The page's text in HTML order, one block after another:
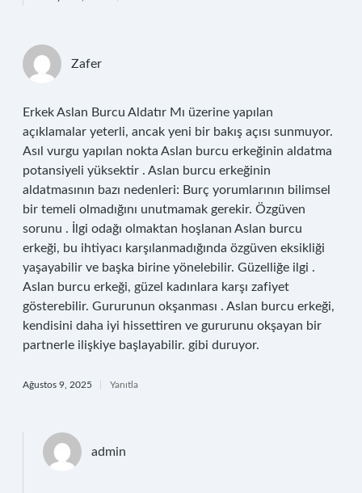
Zafer
Erkek Aslan Burcu Aldatır Mı üzerine yapılan
açıklamalar yeterli, ancak yeni bir bakış açısı sunmuyor.
Asıl vurgu yapılan nokta Aslan burcu erkeğinin aldatma
potansiyeli yüksektir . Aslan burcu erkeğinin
aldatmasının bazı nedenleri: Burç yorumlarının bilimsel
bir temeli olmadığını unutmamak gerekir. Özgüven
sorunu . İlgi odağı olmaktan hoşlanan Aslan burcu
erkeği, bu ihtiyacı karşılanmadığında özgüven eksikliği
yaşayabilir ve başka birine yönelebilir. Güzelliğe ilgi .
Aslan burcu erkeği, güzel kadınlara karşı zafiyet
gösterebilir. Gururunun okşanması . Aslan burcu erkeği,
kendisini daha iyi hissettiren ve gururunu okşayan bir
partnerle ilişkiye başlayabilir. gibi duruyor.
Ağustos 9, 2025 Yanıtla
admin